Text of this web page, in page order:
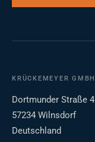
KRÜCKEMEYER GMBH
Dortmunder Straße 4
57234 Wilnsdorf
Deutschland